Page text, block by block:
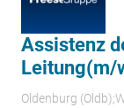
Assistenz
Leitung(m/
Oldenburg